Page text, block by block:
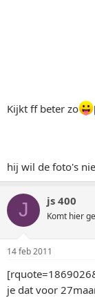
Kijkt ff beter zo
hij wil de foto's
J js 400
Komt hier
14 feb 2011
je dat voor